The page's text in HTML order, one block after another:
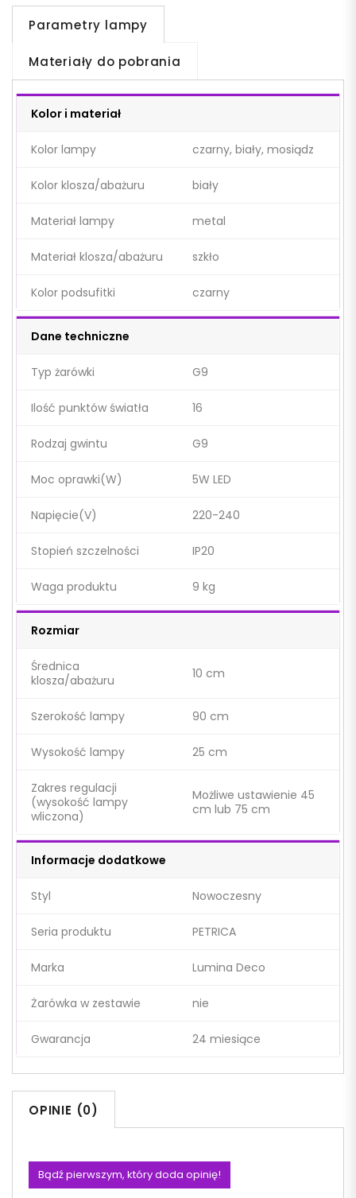
Parametry lampy
Materiały do pobrania
Kolor i materiał
Kolor lampy czarny, biały, mosiądz
Kolor klosza/abażuru biały
Materiał lampy metal
Materiał klosza/abażuru szkło
Kolor podsufitki czarny
Dane techniczne
Typ żarówki G9
Ilość punktów światła 16
Rodzaj gwintu G9
Moc oprawki(W) 5W LED
Napięcie(V) 220-240
Stopień szczelności IP20
Waga produktu 9 kg
Rozmiar
Średnica
klosza/abażuru
10 cm
Szerokość lampy 90 cm
Wysokość lampy 25 cm
Zakres regulacji
(wysokość lampy
wliczona)
Możliwe ustawienie 45
cm lub 75 cm
Informacje dodatkowe
Styl Nowoczesny
Seria produktu PETRICA
Marka Lumina Deco
Żarówka w zestawie nie
Gwarancja 24 miesiące
OPINIE (0)
Bądź pierwszym, który doda opinię!